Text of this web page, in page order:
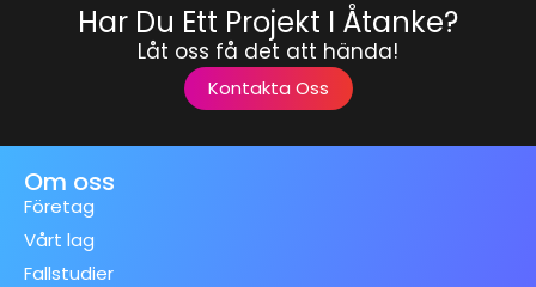
Har Du Ett Projekt I Åtanke?
Låt oss få det att hända!
Kontakta Oss
Om oss
Företag
Vårt lag
Fallstudier